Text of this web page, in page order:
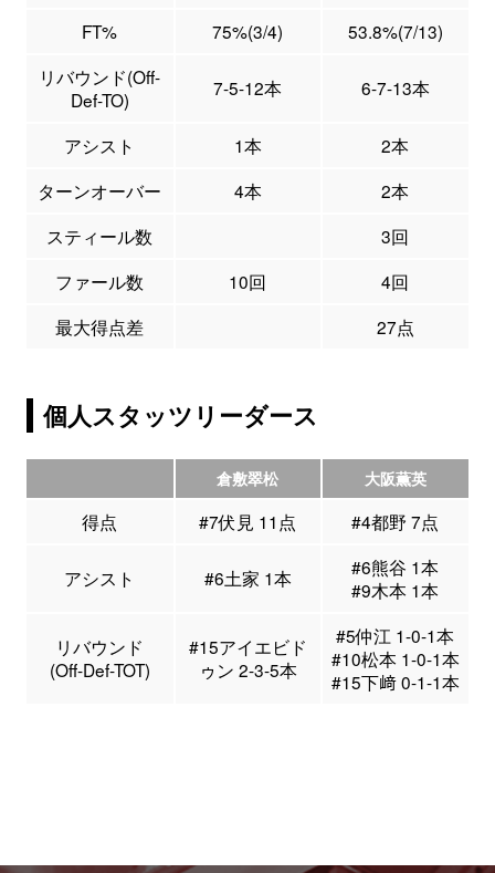
FT%
75%(3/4)
53.8%(7/13)
リバウンド(Off-
Def-TO)
7-5-12本 6-7-13本
アシスト 1本
2本
ターンオーバー
4本
2本
スティール数
3回
ファール数
10回
4回
最大得点差
27点
個人スタッツリーダース
倉敷翠松 大阪薫英
得点 #7伏見 11点 #4都野 7点
アシスト #6土家 1本
#6熊谷 1本
#9木本 1本
リバウンド
(Off-Def-TOT)
#15アイエビド
ゥン 2-3-5本
#5仲江 1-0-1本
#10松本 1-0-1本
#15下﨑 0-1-1本